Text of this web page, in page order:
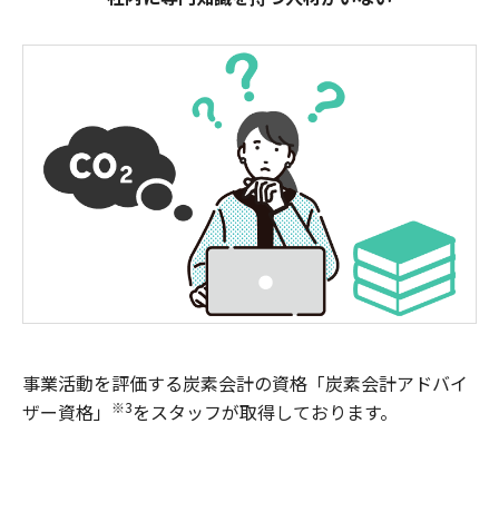
事業活動を評価する炭素会計の資格「炭素会計アドバイ
ザー資格」
※3をスタッフが取得しております。